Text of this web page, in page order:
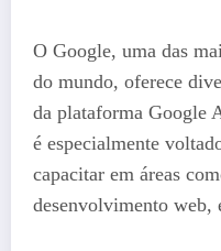
O Google, uma das
do mundo, oferece
da plataforma Google
é especialmente
capacitar em áreas
desenvolvimento web,